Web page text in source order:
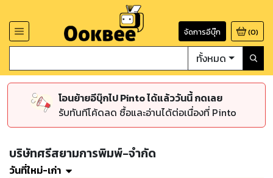
จัดการอีบุ๊ก (0)
ทั้งหมด
โอนย้ายอีบุ๊กไป Pinto ได้แล้ววันนี้ กดเลย
รับทันทีโค้ดลด ซื้อและอ่านได้ต่อเนื่องที่ Pinto
บริษัทศรีสยามการพิมพ์-จำกัด
วันที่ใหม่-เก่า